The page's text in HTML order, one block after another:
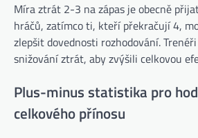
Míra ztrát 2-3 na zápas je obecně
hráčů, zatímco ti, kteří překračují 4,
zlepšit dovednosti rozhodování.
snižování ztrát, aby zvýšili celkovou
Plus-minus statistika pro
celkového přínosu